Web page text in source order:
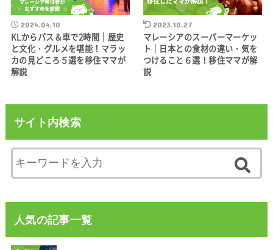
2024.04.10
KLからバス＆車で2時間｜歴史
と文化・グルメを堪能！マラッ
カの見どころ５選を移住ママが
解説
2023.10.27
マレーシアのスーパーマーケッ
ト｜日本との食材の違い・気を
つけること６選！移住ママが解
説
サイト内検索
人気の記事一覧